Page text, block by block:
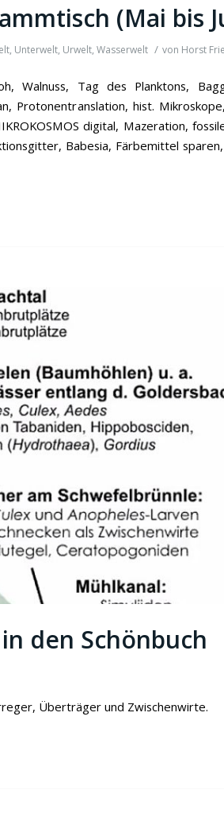
(Mai bis
, Unterwelt, Urwelt, Wasserwelt / von Horst
Walnuss, Tag des Planktons,
Protonentranslation, hist.
digital, Mazeration,
Babesia, Färbemittel
den Schönbuch
Überträger und Zwischenwirte.